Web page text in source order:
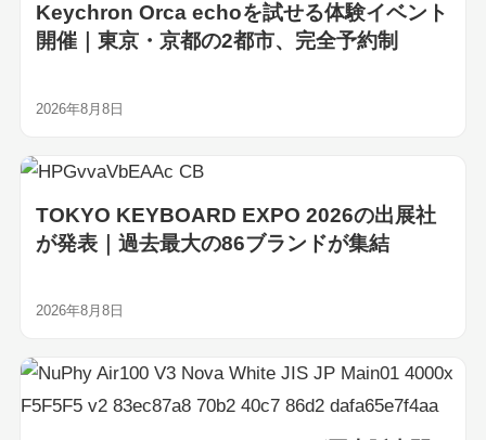
Keychron Orca echoを試せる体験イベント
開催｜東京・京都の2都市、完全予約制
2026年8月8日
TOKYO KEYBOARD EXPO 2026の出展社
が発表｜過去最大の86ブランドが集結
2026年8月8日